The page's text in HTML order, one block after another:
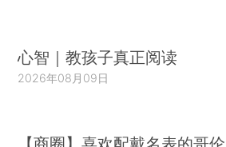
心智｜教孩子真正阅读
2026年08月09日